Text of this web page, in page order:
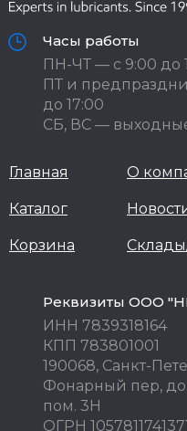
Часы работы
ПН-ЧТ — с 9:00 до
ПТ и
до 17:00
СБ, ВС —
Главная
Каталог
Корзина
О
Реквизиты ООО
ИНН 7839318164
КПП 783801001
190068, Санкт-
Фонарный пер,
пом. 3Н
ОГРН